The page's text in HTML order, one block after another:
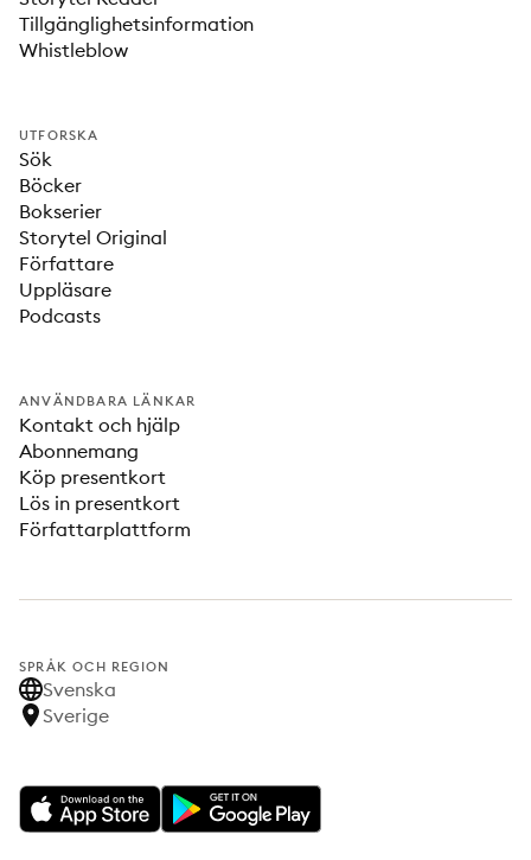
Tillgänglighetsinformation
Whistleblow
UTFORSKA
Sök
Böcker
Bokserier
Storytel Original
Författare
Uppläsare
Podcasts
ANVÄNDBARA LÄNKAR
Kontakt och hjälp
Abonnemang
Köp presentkort
Lös in presentkort
Författarplattform
SPRÅK OCH REGION
Svenska
Sverige